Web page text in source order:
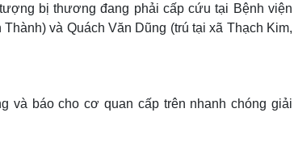
bị thương đang phải cấp cứu tại Bệnh viện
và Quách Văn Dũng (trú tại xã Thạch Kim,
và báo cho cơ quan cấp trên nhanh chóng giải